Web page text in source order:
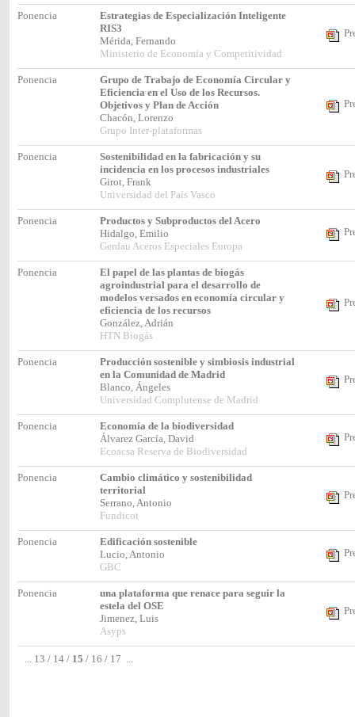
Ponencia
Estrategias de Especialización Inteligente
RIS3
Mérida, Fernando
Ministerio de Economía y Competitividad
Ponencia
Grupo de Trabajo de Economía Circular y
Eficiencia en el Uso de los Recursos.
Objetivos y Plan de Acción
Chacón, Lorenzo
Grupo Inter-plataformas
Ponencia
Sostenibilidad en la fabricación y su
incidencia en los procesos industriales
Girot, Frank
Universidad del País Vasco
Ponencia
Productos y Subproductos del Acero
Hidalgo, Emilio
Gerdau Aceros Especiales Europa
Ponencia
El papel de las plantas de biogás
agroindustrial para el desarrollo de
modelos versados en economía circular y
eficiencia de los recursos
González, Adrián
HTN Biogás
Ponencia
Producción sostenible y simbiosis industrial
en la Comunidad de Madrid
Blanco, Ángeles
Universidad Complutense de Madrid
Ponencia
Economía de la biodiversidad
Álvarez García, David
Ecoacsa Reserva de Biodiversidad
Ponencia
Cambio climático y sostenibilidad
territorial
Serrano, Antonio
Fundicot
Ponencia
Edificación sostenible
Lucio, Antonio
GBC
Ponencia
una plataforma que renace para seguir la
estela del OSE
Jimenez, Luis
Asyps
... 13 / 14 / 15 / 16 / 17 ...